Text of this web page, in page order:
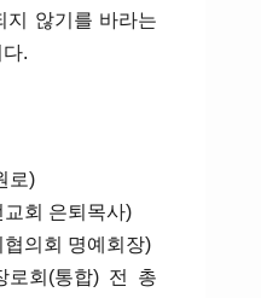
지 않기를 바라는
.
로)
회 은퇴목사)
의회 명예회장)
로회(통합) 전 총